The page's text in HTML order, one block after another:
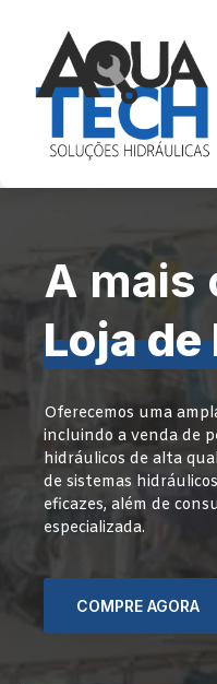
A mais
Loja
Oferecemos uma
incluindo a venda de
hidráulicos de alta
de sistemas
eficazes, além de
especializada.
COMPRE AGORA